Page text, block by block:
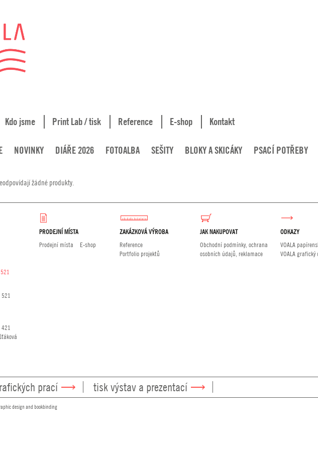
Kdo jsme Print Lab / tisk Reference E-shop Kontakt
NOVINKY DIÁŘE 2026 FOTOALBA SEŠITY BLOKY A SKICÁKY PSACÍ POTŘEBY
žádné produkty.
PRODEJNÍ MÍSTA
Prodejní místa
E-shop
ZAKÁZKOVÁ VÝROBA
Reference
Portfolio projektů
JAK NAKUPOVAT
Obchodní podmínky, ochrana
osobních údajů, reklamace
ODKAZY
VOALA
VOALA grafický
prací tisk výstav a prezentací
design and bookbinding